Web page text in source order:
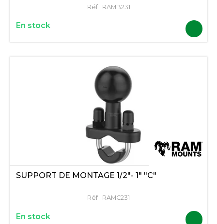
Réf : RAMB231
En stock
SUPPORT DE MONTAGE 1/2"- 1" "C"
Réf : RAMC231
En stock